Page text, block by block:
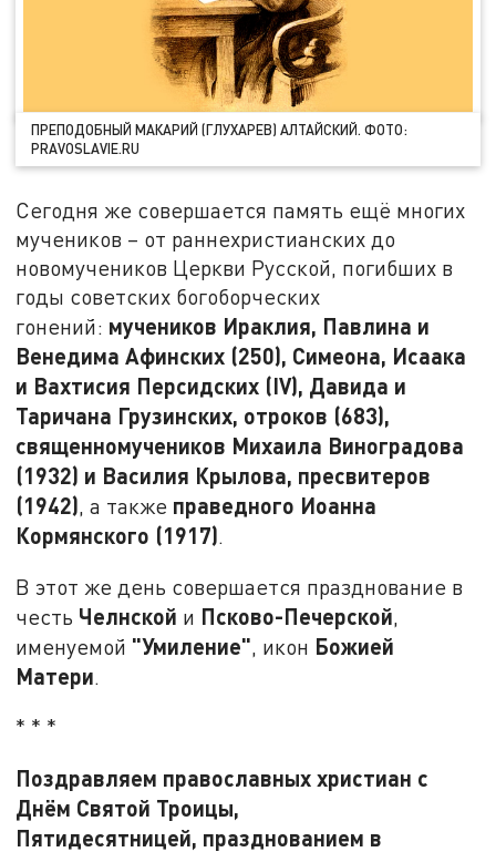
ПРЕПОДОБНЫЙ МАКАРИЙ (ГЛУХАРЕВ) АЛТАЙСКИЙ. ФОТО:
PRAVOSLAVIE.RU
Сегодня же совершается память ещё многих
мучеников – от раннехристианских до
новомучеников Церкви Русской, погибших в
годы советских богоборческих
гонений: мучеников Ираклия, Павлина и
Венедима Афинских (250), Симеона, Исаака
и Вахтисия Персидских (IV), Давида и
Таричана Грузинских, отроков (683),
священномучеников Михаила Виноградова
(1932) и Василия Крылова, пресвитеров
(1942), а также праведного Иоанна
Кормянского (1917).
В этот же день совершается празднование в
честь Челнской и Псково-Печерской
именуемой "Умиление" , икон Божией
Матери
* * *
Поздравляем православных христиан с
Днём Святой Троицы,
Пятидесятницей, празднованием в